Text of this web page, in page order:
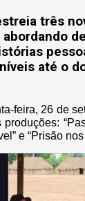
três
até o
feira, 26 de
e “Prisão nos